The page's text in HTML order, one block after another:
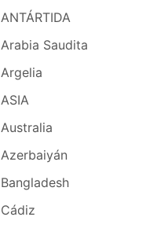
ANTÁRTIDA
Arabia Saudita
Argelia
ASIA
Australia
Azerbaiyán
Bangladesh
Cádiz